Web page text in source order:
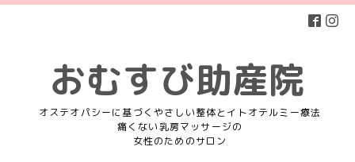
おむすび助産院
オステオパシーに基づくやさしい整体とイトオテルミー療法
痛くない乳房マッサージの
女性のためのサロン